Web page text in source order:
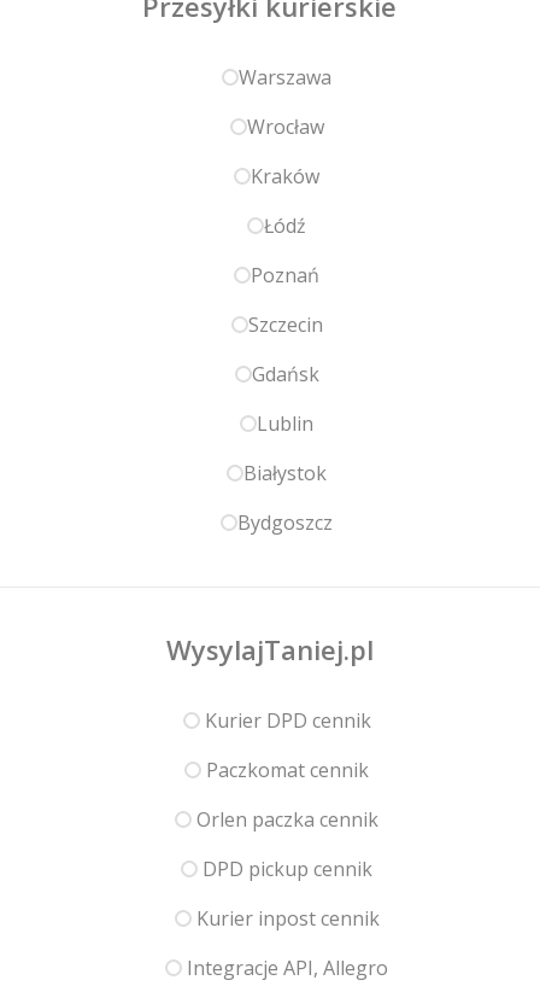
Warszawa
Wrocław
Kraków
Łódź
Poznań
Szczecin
Gdańsk
Lublin
Białystok
Bydgoszcz
WysylajTaniej.pl
Kurier DPD cennik
Paczkomat cennik
Orlen paczka cennik
DPD pickup cennik
Kurier inpost cennik
Integracje API, Allegro